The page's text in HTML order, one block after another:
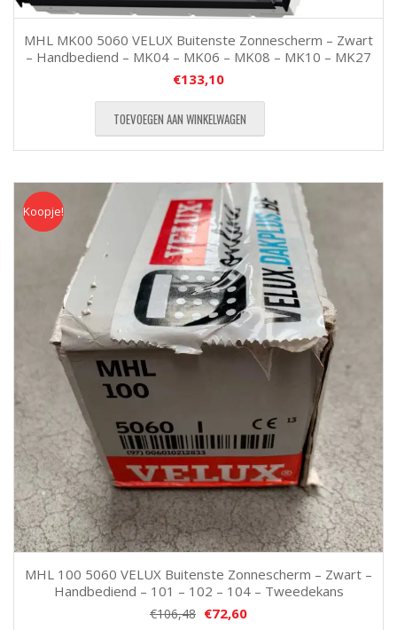
MHL MK00 5060 VELUX Buitenste Zonnescherm – Zwart
– Handbediend – MK04 – MK06 – MK08 – MK10 – MK27
€133,10
TOEVOEGEN AAN WINKELWAGEN
Koopje
Koopje!
MHL 100 5060 VELUX Buitenste Zonnescherm – Zwart –
Handbediend – 101 – 102 – 104 – Tweedekans
€106,48 €72,60